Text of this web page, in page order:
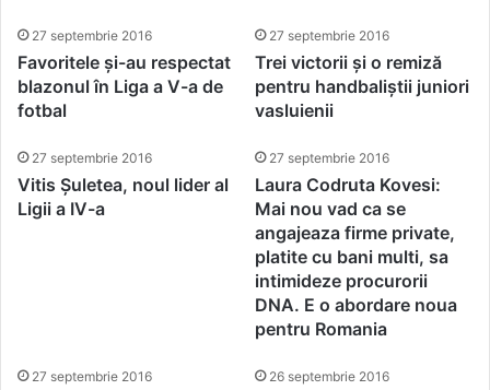
27 septembrie 2016
Favoritele și-au respectat
blazonul în Liga a V-a de
fotbal
27 septembrie 2016
Trei victorii și o remiză
pentru handbaliștii juniori
vasluienii
27 septembrie 2016
Vitis Șuletea, noul lider al
Ligii a IV-a
27 septembrie 2016
Laura Codruta Kovesi:
Mai nou vad ca se
angajeaza firme private,
platite cu bani multi, sa
intimideze procurorii
DNA. E o abordare noua
pentru Romania
27 septembrie 2016 26 septembrie 2016